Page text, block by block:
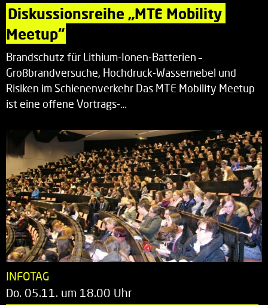
Diskussionsreihe „MTE Mobility
Meetup“
Brandschutz für Lithium-Ionen-Batterien –
Großbrandversuche, Hochdruck-Wassernebel und
Risiken im Schienenverkehr Das MTE Mobility Meetup
ist eine offene Vortrags-…
INFOTAG
Do. 05.11. um 18.00 Uhr